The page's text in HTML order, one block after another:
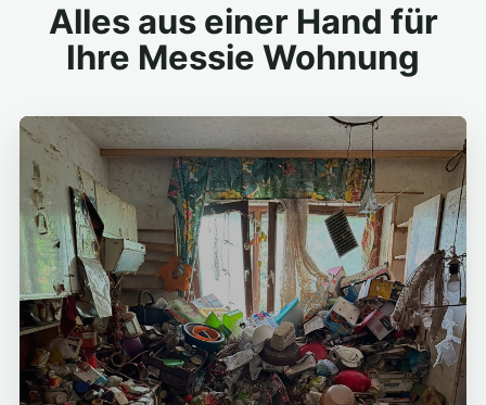
Alles aus einer Hand für
Ihre Messie Wohnung